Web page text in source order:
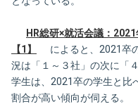
HR総研×就活会議：
【1】
によると、2021卒
況は「１～３社」の次に「
学生は、2021卒の学生と比
割合が高い傾向が伺える。